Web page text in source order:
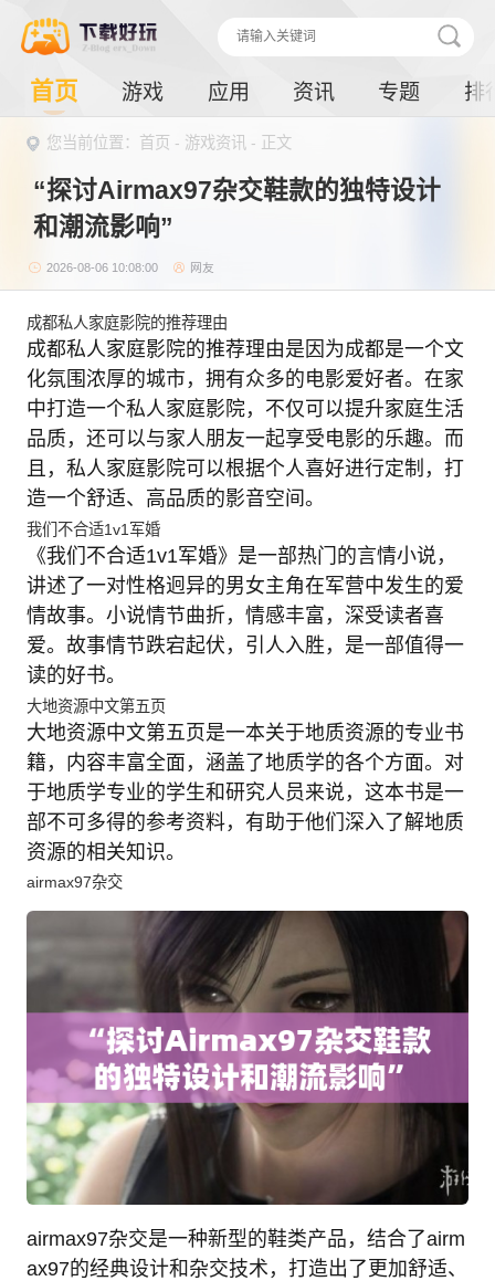
首页 游戏 应用 资讯 专题 排
您当前位置：首页 - 游戏资讯 - 正文
“探讨Airmax97杂交鞋款的独特设计
和潮流影响”
2026-08-06 10:08:00 网友
成都私人家庭影院的推荐理由
成都私人家庭影院的推荐理由是因为成都是一个文
化氛围浓厚的城市，拥有众多的电影爱好者。在家
中打造一个私人家庭影院，不仅可以提升家庭生活
品质，还可以与家人朋友一起享受电影的乐趣。而
且，私人家庭影院可以根据个人喜好进行定制，打
造一个舒适、高品质的影音空间。
我们不合适1v1军婚
《我们不合适1v1军婚》是一部热门的言情小说，
讲述了一对性格迥异的男女主角在军营中发生的爱
情故事。小说情节曲折，情感丰富，深受读者喜
爱。故事情节跌宕起伏，引人入胜，是一部值得一
读的好书。
大地资源中文第五页
大地资源中文第五页是一本关于地质资源的专业书
籍，内容丰富全面，涵盖了地质学的各个方面。对
于地质学专业的学生和研究人员来说，这本书是一
部不可多得的参考资料，有助于他们深入了解地质
资源的相关知识。
airmax97杂交
airmax97杂交是一种新型的鞋类产品，结合了airm
ax97的经典设计和杂交技术，打造出了更加舒适、